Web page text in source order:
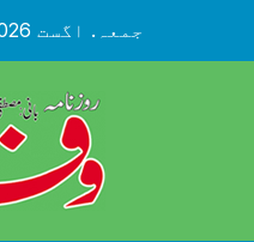
جمعہ. اگست 7th, 2026